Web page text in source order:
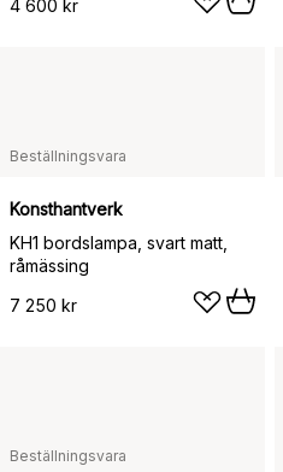
4 600 kr
Beställningsvara
Konsthantverk
KH1 bordslampa, svart matt,
råmässing
7 250 kr
Beställningsvara